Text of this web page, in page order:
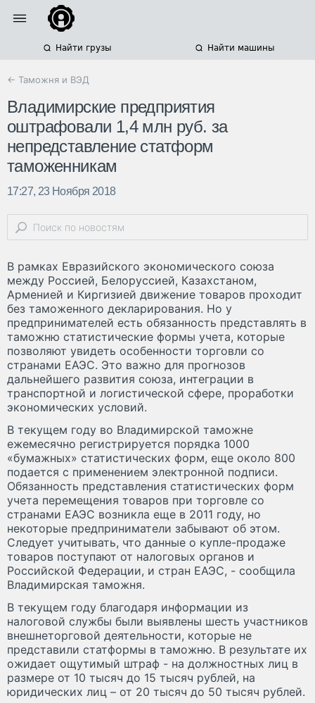
Найти грузы Найти машины
← Таможня и ВЭД
Владимирские предприятия
оштрафовали 1,4 млн руб. за
непредставление статформ
таможенникам
17:27, 23 Ноября 2018
В рамках Евразийского экономического союза
между Россией, Белоруссией, Казахстаном,
Арменией и Киргизией движение товаров проходит
без таможенного декларирования. Но у
предпринимателей есть обязанность представлять в
таможню статистические формы учета, которые
позволяют увидеть особенности торговли со
странами ЕАЭС. Это важно для прогнозов
дальнейшего развития союза, интеграции в
транспортной и логистической сфере, проработки
экономических условий.
В текущем году во Владимирской таможне
ежемесячно регистрируется порядка 1000
«бумажных» статистических форм, еще около 800
подается с применением электронной подписи.
Обязанность представления статистических форм
учета перемещения товаров при торговле со
странами ЕАЭС возникла еще в 2011 году, но
некоторые предприниматели забывают об этом.
Следует учитывать, что данные о купле-продаже
товаров поступают от налоговых органов и
Российской Федерации, и стран ЕАЭС, - сообщила
Владимирская таможня.
В текущем году благодаря информации из
налоговой службы были выявлены шесть участников
внешнеторговой деятельности, которые не
представили статформы в таможню. В результате их
ожидает ощутимый штраф - на должностных лиц в
размере от 10 тысяч до 15 тысяч рублей, на
юридических лиц – от 20 тысяч до 50 тысяч рублей.